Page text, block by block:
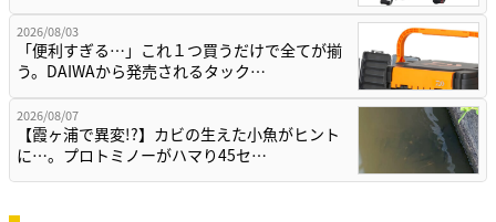
2026/08/03
「便利すぎる…」これ１つ買うだけで全てが揃
う。DAIWAから発売されるタック…
2026/08/07
【霞ヶ浦で異変!?】カビの生えた小魚がヒント
に…。プロトミノーがハマり45セ…